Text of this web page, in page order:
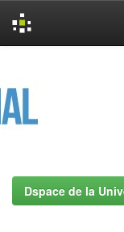
Dspace de la